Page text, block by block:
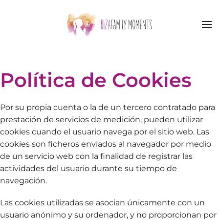
Skip to main content
Política de Cookies
Por su propia cuenta o la de un tercero contratado para
prestación de servicios de medición, pueden utilizar
cookies cuando el usuario navega por el sitio web. Las
cookies son ficheros enviados al navegador por medio
de un servicio web con la finalidad de registrar las
actividades del usuario durante su tiempo de
navegación.
Las cookies utilizadas se asocian únicamente con un
usuario anónimo y su ordenador, y no proporcionan por